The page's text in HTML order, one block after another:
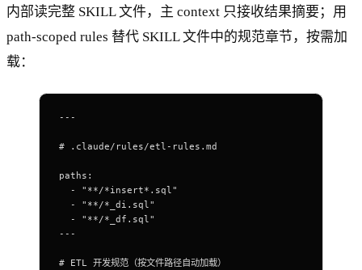
内部读完整 SKILL 文件，主 context 只接收结果摘要；用
path-scoped rules 替代 SKILL 文件中的规范章节，按需加
载：
---
# .claude/ rules/etl - rules . md
paths:
  -
"**/*insert*.sql"
  -
"**/*_di.sql"
  -
"**/*_df.sql"
---
# ETL 开发规范（按文件路径自动加载）